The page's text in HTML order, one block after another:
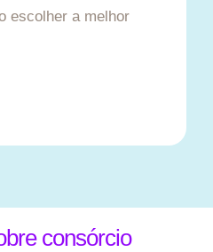
escolher a melhor
consórcio